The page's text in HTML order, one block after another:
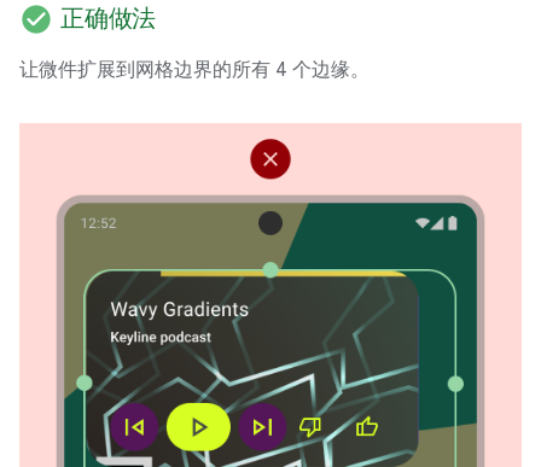
check_circle 正确做法
让微件扩展到网格边界的所有 4 个边缘。